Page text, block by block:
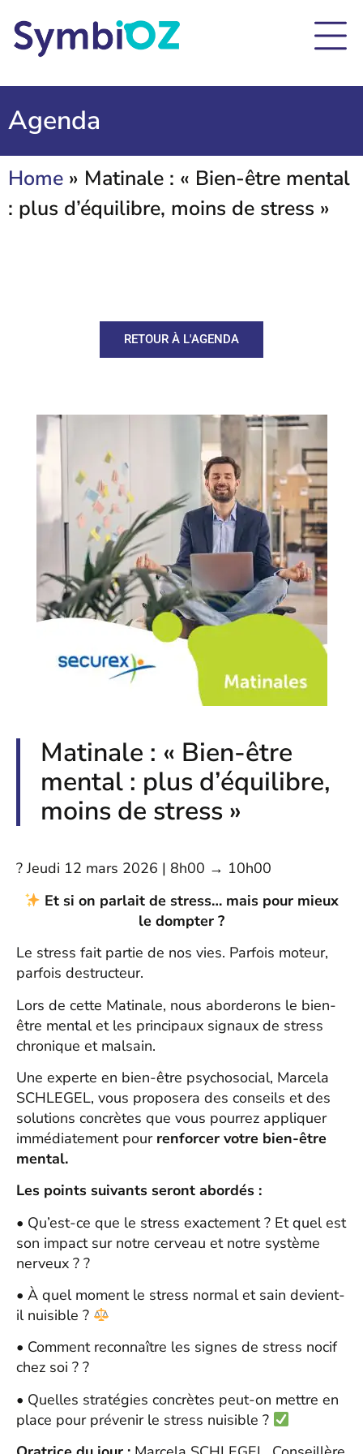
Agenda
Home » Matinale : « Bien-être mental
: plus d’équilibre, moins de stress »
RETOUR À L'AGENDA
Matinale : « Bien-être
mental : plus d’équilibre,
moins de stress »
? Jeudi 12 mars 2026 | 8h00 → 10h00
Et si on parlait de stress… mais pour mieux
le dompter ?
Le stress fait partie de nos vies. Parfois moteur,
parfois destructeur.
Lors de cette Matinale, nous aborderons le bien-
être mental et les principaux signaux de stress
chronique et malsain.
Une experte en bien-être psychosocial, Marcela
SCHLEGEL, vous proposera des conseils et des
solutions concrètes que vous pourrez appliquer
immédiatement pour renforcer votre bien-être
mental.
Les points suivants seront abordés :
• Qu’est-ce que le stress exactement ? Et quel est
son impact sur notre cerveau et notre système
nerveux ? ?
• À quel moment le stress normal et sain devient-
il nuisible ?
• Comment reconnaître les signes de stress nocif
chez soi ? ?
• Quelles stratégies concrètes peut-on mettre en
place pour prévenir le stress nuisible ?